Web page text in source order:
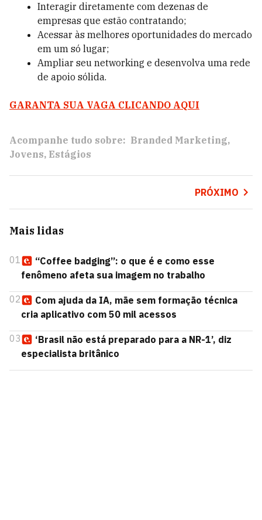
Interagir diretamente com dezenas de
empresas que estão contratando;
Acessar às melhores oportunidades do mercado
em um só lugar;
Ampliar seu networking e desenvolva uma rede
de apoio sólida.
GARANTA SUA VAGA CLICANDO AQUI
Acompanhe tudo sobre: Branded Marketing
Jovens Estágios
PRÓXIMO
Mais lidas
01
“Coffee badging”: o que é e como esse
fenômeno afeta sua imagem no trabalho
02
Com ajuda da IA, mãe sem formação técnica
cria aplicativo com 50 mil acessos
03
‘Brasil não está preparado para a NR-1’, diz
especialista britânico